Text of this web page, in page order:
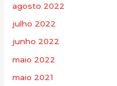
agosto 2022
julho 2022
junho 2022
maio 2022
maio 2021